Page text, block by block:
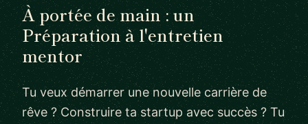
À portée de main : un
Préparation à l'entretien
mentor
Tu veux démarrer une nouvelle carrière de
rêve ? Construire ta startup avec succès ? Tu